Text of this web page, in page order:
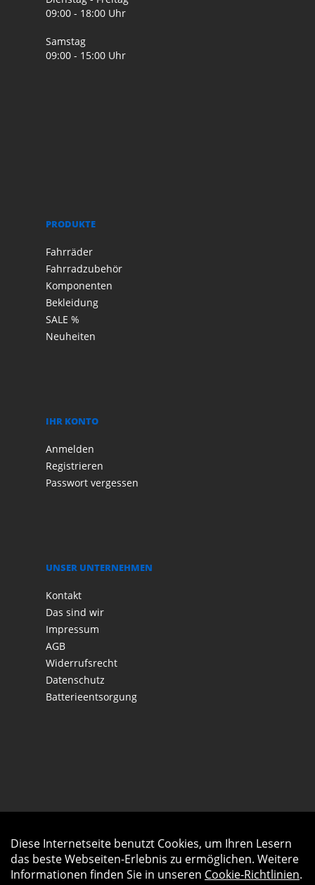
09:00 - 18:00 Uhr
Samstag
09:00 - 15:00 Uhr
PRODUKTE
Fahrräder
Fahrradzubehör
Komponenten
Bekleidung
SALE %
Neuheiten
IHR KONTO
Anmelden
Registrieren
Passwort vergessen
UNSER UNTERNEHMEN
Kontakt
Das sind wir
Impressum
AGB
Widerrufsrecht
Datenschutz
Batterieentsorgung
Diese Internetseite benutzt Cookies, um Ihren Lesern
das beste Webseiten-Erlebnis zu ermöglichen. Weitere
Informationen finden Sie in unseren Cookie-Richtlinien.
Auftrag widerrufen